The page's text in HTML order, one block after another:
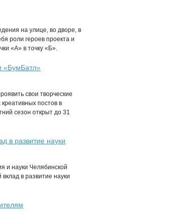
на улице, во дворе, в
роли героев проекта и
«А» в точку «Б».
«БумБатл»
свои творческие
постов в
сезон открыт до 31
в развитие науки
и науки Челябинской
в развитие науки